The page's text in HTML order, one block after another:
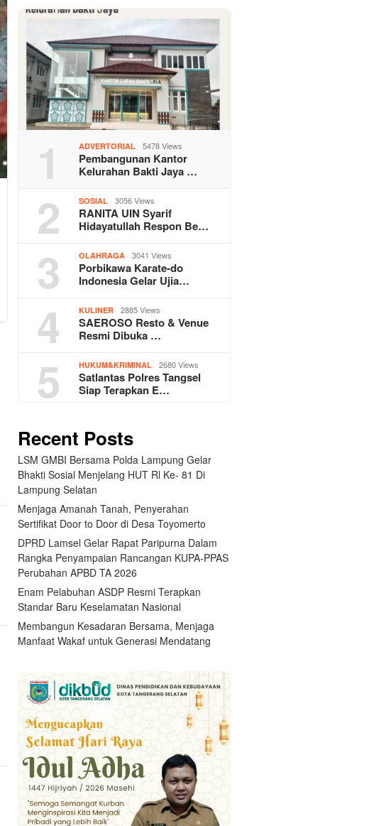
1 ADVERTORIAL 5478 Views
Pembangunan Kantor
Kelurahan Bakti Jaya …
2 SOSIAL 3056 Views
RANITA UIN Syarif
Hidayatullah Respon Be…
3 OLAHRAGA 3041 Views
Porbikawa Karate-do
Indonesia Gelar Ujia…
4 KULINER 2885 Views
SAEROSO Resto & Venue
Resmi Dibuka …
5 HUKUM&KRIMINAL 2680 Views
Satlantas Polres Tangsel
Siap Terapkan E…
Recent Posts
LSM GMBI Bersama Polda Lampung Gelar
Bhakti Sosial Menjelang HUT Rl Ke- 81 Di
Lampung Selatan
Menjaga Amanah Tanah, Penyerahan
Sertifikat Door to Door di Desa Toyomerto
DPRD Lamsel Gelar Rapat Paripurna Dalam
Rangka Penyampaian Rancangan KUPA-PPAS
Perubahan APBD TA 2026
Enam Pelabuhan ASDP Resmi Terapkan
Standar Baru Keselamatan Nasional
Membangun Kesadaran Bersama, Menjaga
Manfaat Wakaf untuk Generasi Mendatang